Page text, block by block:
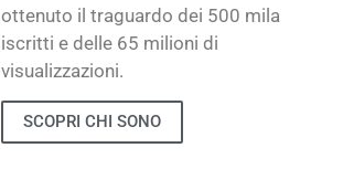
ottenuto il traguardo dei 500 mila
iscritti e delle 65 milioni di
visualizzazioni.
SCOPRI CHI SONO